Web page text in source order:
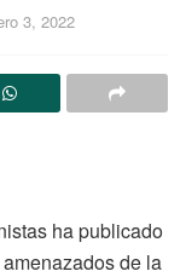
3, 2022
ha publicado
de la